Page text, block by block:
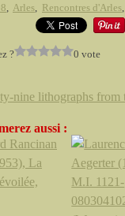
, Arles, Rencontres d'Arles,
? 0 vote
aussi :